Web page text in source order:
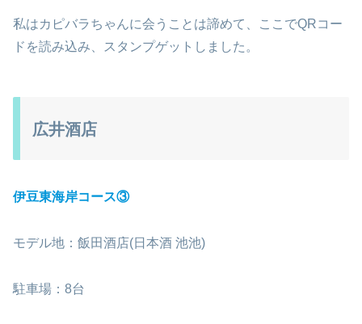
私はカピバラちゃんに会うことは諦めて、ここでQRコー
ドを読み込み、スタンプゲットしました。
広井酒店
伊豆東海岸コース③
モデル地：飯田酒店(日本酒 池池)
駐車場：8台